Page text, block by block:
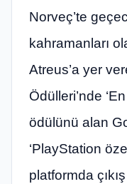
Norveç’te
kahramanları
Atreus’a yer
Ödülleri’nde
ödülünü alan
‘PlayStation
platformda